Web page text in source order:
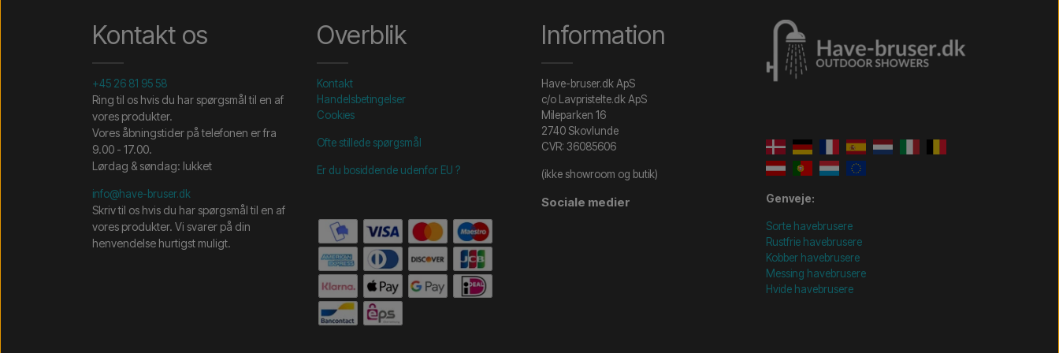
Kontakt os
+45 26 81 95 58
Ring til os hvis du har spørgsmål til en af
vores produkter.
Vores åbningstider på telefonen er fra
9.00 - 17.00.
Lørdag & søndag: lukket
info@have-bruser.dk
Skriv til os hvis du har spørgsmål til en af
vores produkter. Vi svarer på din
henvendelse hurtigst muligt.
Overblik
Kontakt
Handelsbetingelser
Cookies
Ofte stillede spørgsmål
Er du bosiddende udenfor EU ?
Information
Have-bruser.dk ApS
c/o Lavpristelte.dk ApS
Mileparken 16
2740 Skovlunde
CVR: 36085606
(ikke showroom og butik)
Sociale medier Genveje:
Sorte havebrusere
Rustfrie havebrusere
Kobber havebrusere
Messing havebrusere
Hvide havebrusere